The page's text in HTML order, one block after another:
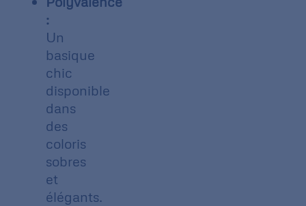
:
Un
basique
chic
disponible
dans
des
coloris
sobres
et
élégants.